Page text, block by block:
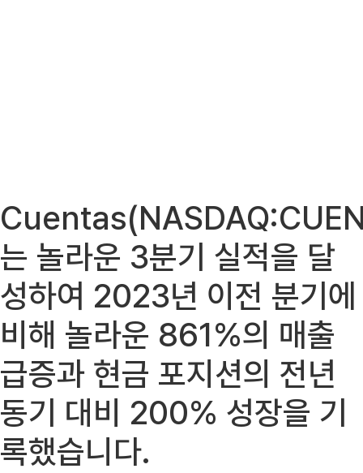
는 놀라운 3분기 실적을 달
성하여 2023년 이전 분기에
비해 놀라운 861%의 매출
급증과 현금 포지션의 전년
동기 대비 200% 성장을 기
록했습니다.